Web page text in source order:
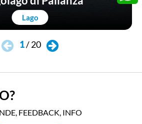
Lago
1/20
FEEDBACK, INFO